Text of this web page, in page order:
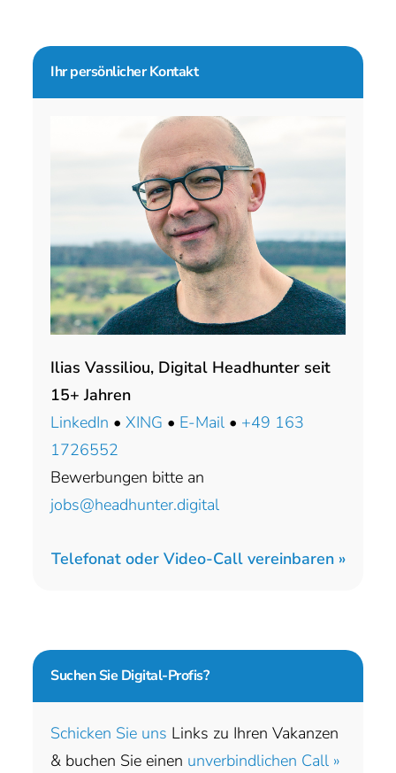
Seitenspalte
Ihr persönlicher Kontakt
Ilias Vassiliou, Digital Headhunter seit
15+ Jahren
LinkedIn •XING • E-Mail • +49 163
1726552
Bewerbungen bitte an
jobs@headhunter.digital
Telefonat oder Video-Call vereinbaren »
Suchen Sie Digital-Profis?
Schicken Sie uns Links zu Ihren Vakanzen
& buchen Sie einen unverbindlichen Call »